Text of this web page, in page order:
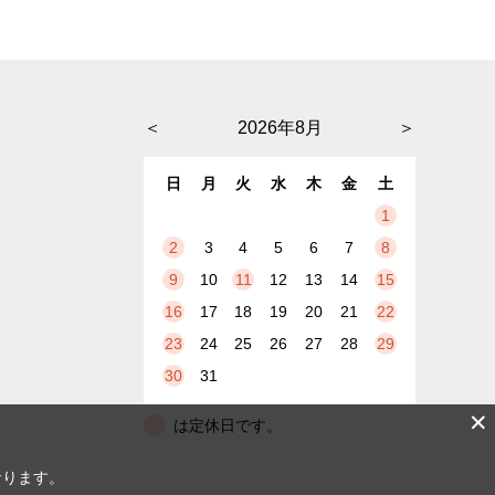
＜ ＞
2026年8月
日 月 火 水 木 金
土
1
2
3 4 5 6 7
8
9
10 11 12 13 14
15
16
17 18 19 20 21
22
23
24 25 26 27 28
29
30
31
は定休日です。 ✕
ます。